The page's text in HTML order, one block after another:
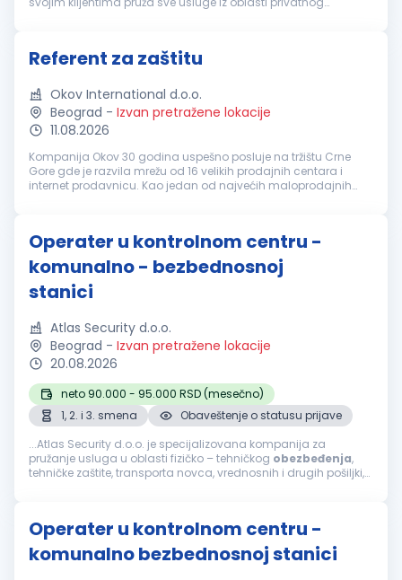
Referent za zaštitu
Okov International d.o.o.
Beograd - Izvan pretražene lokacije
11.08.2026
Kompanija Okov 30 godina uspešno posluje na tržištu Crne
Gore gde je razvila mrežu od 16 velikih prodajnih centara i
internet prodavnicu. Kao jedan od najvećih maloprodajnih
Operater u kontrolnom centru -
komunalno - bezbednosnoj
stanici
Atlas Security d.o.o.
Beograd - Izvan pretražene lokacije
20.08.2026
neto 90.000 - 95.000 RSD (mesečno)
1, 2. i 3. smena
Obaveštenje o statusu prijave
...Atlas Security d.o.o. je specijalizovana kompanija za
pružanje usluga u oblasti fizičko – tehničkog obezbeđenja,
tehničke zaštite, transporta novca, vrednosnih i drugih pošiljki,
Operater u kontrolnom centru -
komunalno bezbednosnoj stanici